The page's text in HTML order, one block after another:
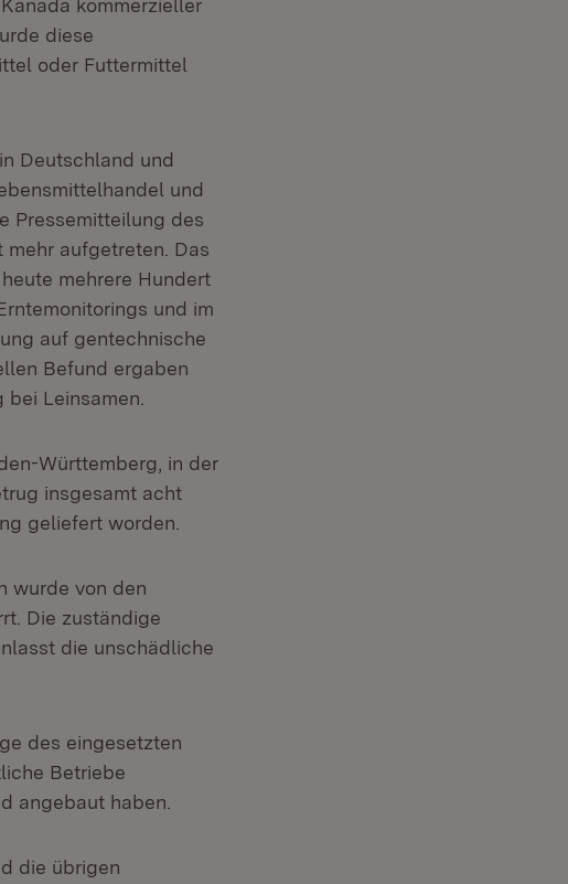
kommerzieller
diese
oder Futtermittel
Deutschland und
und
Pressemitteilung des
mehr aufgetreten. Das
mehrere Hundert
und im
auf gentechnische
Befund ergaben
Leinsamen.
Württemberg, in der
insgesamt acht
geliefert worden.
wurde von den
Die zuständige
die unschädliche
des eingesetzten
Betriebe
angebaut haben.
die übrigen